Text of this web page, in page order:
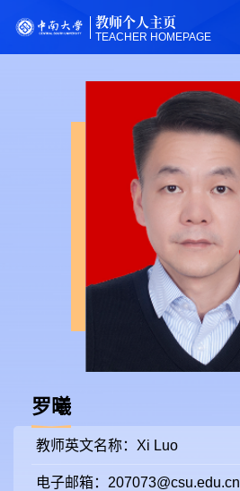
教师个人主页
TEACHER HOMEPAGE
罗曦
教师英文名称：Xi Luo
电子邮箱： 207073@csu.edu.cn